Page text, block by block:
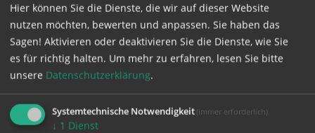
Bitte melden Sie sich mit Ihrem Benutzernamen
und Passwort an.
Benutzername
Hier können Sie die Dienste, die wir auf dieser Website
nutzen möchten, bewerten und anpassen. Sie haben das
Sagen! Aktivieren oder deaktivieren Sie die Dienste, wie Sie
es für richtig halten. Um mehr zu erfahren, lesen Sie bitte
unsere Datenschutzerklärung.
Systemtechnische Notwendigkeit (immer erforderlich)
↓ 1 Dienst